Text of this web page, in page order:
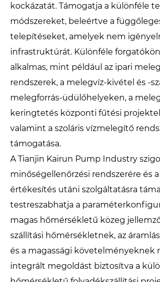
kockázatát. Támogatja a különféle
módszereket, beleértve a
telepítéseket, amelyek nem
infrastruktúrát. Különféle
alkalmas, mint például az ipari
rendszerek, a melegvíz-kivétel és -
melegforrás-üdülőhelyeken, a
keringtetés központi fűtési
valamint a szoláris vízmelegítő
támogatása.
A Tianjin Kairun Pump Industry
minőségellenőrzési rendszerére és a
értékesítés utáni szolgáltatásra
testreszabhatja a
magas hőmérsékletű közeg
szállítási hőmérsékletnek, az
és a magassági követelményeknek
integrált megoldást biztosítva a